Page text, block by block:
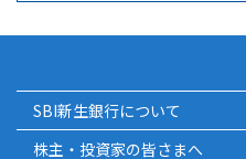
SBI新生銀行について
株主・投資家の皆さまへ